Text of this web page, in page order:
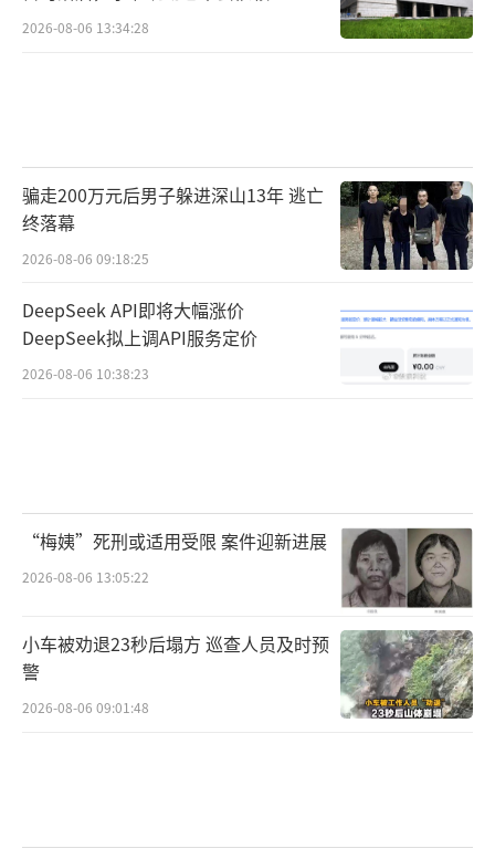
浴露”“洗洁精”等生活用品。
费，涉嫌串换套取医保基金。如“补中益气
片”，采购价22元/盒，售价238元/盒，买一盒
赠送200元代金券；“大枣”（属中药饮片），
采购价格7.62-8.73元/罐，该店却以“68元/
罐”或“99元/2罐”等高价售出，同时返赠代
金券。参保人班*准，于2025年1月至2026年5
药店同步向参保人班*准返还192张50元代金
券，总价值9600元，可在该药店内购买其他商
品。
广西壮族自治区南宁市桂和堂大药房有限
公司和平店的行为涉嫌将其他商品串换为医保
药品套取医保基金，目前已移交当地医保部门
馏技术
2026-08-06 13:34:28
骗走200万元后男子躲进深山13年 逃亡
终落幕
2026-08-06 09:18:25
DeepSeek API即将大幅涨价
DeepSeek拟上调API服务定价
2026-08-06 10:38:23
“梅姨”死刑或适用受限 案件迎新进展
2026-08-06 13:05:22
小车被劝退23秒后塌方 巡查人员及时预
警
2026-08-06 09:01:48